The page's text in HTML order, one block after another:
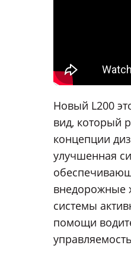
Задний бампер
Оснащение
ткань
Новый L200
вид, который
концепции
улучшенная
внедорожные
системы
помощи